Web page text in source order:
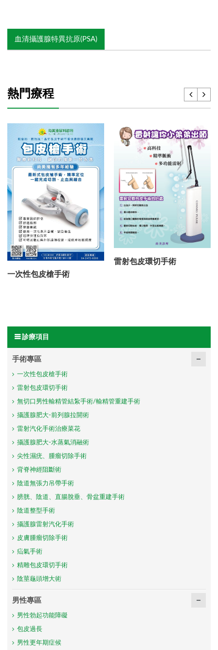
血清攝護腺特異抗原(PSA)
熱門療程
一次性包皮槍手術
雷射包皮環切手術
診療項目
手術專區
一次性包皮槍手術
雷射包皮環切手術
無切口男性輸精管結紮手術/輸精管重建手術
攝護腺肥大-前列腺拉開術
雷射汽化手術治療菜花
攝護腺肥大-水蒸氣消融術
尖性濕疣、腫瘤切除手術
背脊神經阻斷術
陰道無張力吊帶手術
膀胱、陰道、直腸脫垂、骨盆重建手術
陰道整型手術
攝護腺雷射汽化手術
皮膚腫瘤切除手術
疝氣手術
精雕包皮環切手術
陰莖龜頭增大術
男性專區
男性勃起功能障礙
包皮過長
男性更年期症候